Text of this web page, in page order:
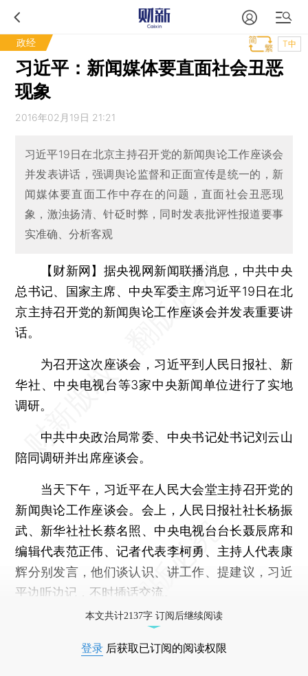
政经 T中
习近平：新闻媒体要直面社会丑恶
现象
2016年02月19日 21:21
习近平19日在北京主持召开党的新闻舆论工作座谈会
并发表讲话，强调舆论监督和正面宣传是统一的，新
闻媒体要直面工作中存在的问题，直面社会丑恶现
象，激浊扬清、针砭时弊，同时发表批评性报道要事
实准确、分析客观
【财新网】 据央视网新闻联播消息，中共中央
总书记、国家主席、中央军委主席习近平19日在北
京主持召开党的新闻舆论工作座谈会并发表重要讲
话。
为召开这次座谈会，习近平到人民日报社、新
华社、中央电视台等3家中央新闻单位进行了实地
调研。
中共中央政治局常委、中央书记处书记刘云山
陪同调研并出席座谈会。
当天下午，习近平在人民大会堂主持召开党的
新闻舆论工作座谈会。会上，人民日报社社长杨振
武、新华社社长蔡名照、中央电视台台长聂辰席和
编辑代表范正伟、记者代表李柯勇、主持人代表康
辉分别发言，他们谈认识、讲工作、提建议，习近
平边听边记，不时插话交流。
本文共计2137字 订阅后继续阅读
登录 后获取已订阅的阅读权限